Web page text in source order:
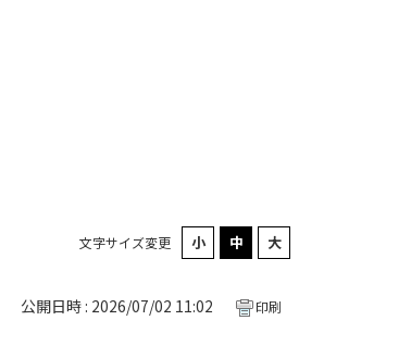
文字サイズ変更
公開日時 : 2026/07/02 11:02 印刷